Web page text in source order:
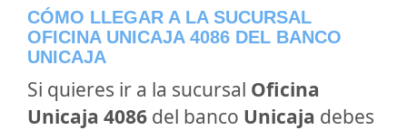
CÓMO LLEGAR A LA SUCURSAL
OFICINA UNICAJA 4086 DEL BANCO
UNICAJA
Si quieres ir a la sucursal Oficina
Unicaja 4086 del banco Unicaja debes